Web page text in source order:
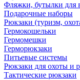
Фляжки, бутылки для
Подарочные наборы
Рюкзаки (туризм,
Гермокошельки
Гермомешки
Герморюкзаки
Питьевые системы
Рюкзаки для охоты и
Тактические рюкзаки